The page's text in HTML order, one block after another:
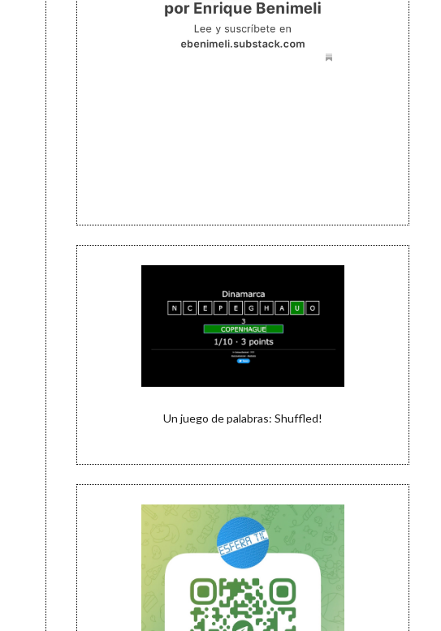
Un juego de palabras: Shuffled!